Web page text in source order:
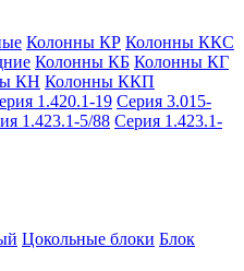
Колонны КР Колонны ККС
Колонны КБ Колонны КГ
КН Колонны ККП
1.420.1-19 Серия 3.015-
1.423.1-5/88 Серия 1.423.1-
Цокольные блоки Блок